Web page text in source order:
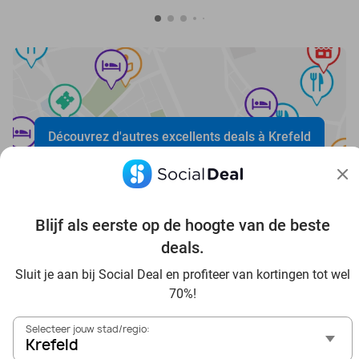
Blijf als eerste op de hoogte van de beste
deals.
Sluit je aan bij Social Deal en profiteer van kortingen tot wel
70%!
Selecteer jouw stad/regio:
Krefeld
Découvrez d'autres excellents deals à Krefeld
Voordelig genieten in Krefeld: haal deal-inspiratie uit
In die Sauna in Krefeld und Umgebung
Tagesausflug zum Movie Park Germany mit Rabatt, von